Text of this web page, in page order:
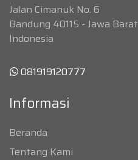
Jalan Cimanuk No. 6
Bandung 40115 - Jawa Barat
Indonesia
081919120777
Informasi
Beranda
Tentang Kami